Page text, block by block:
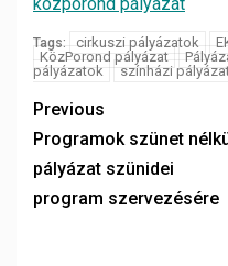
Tags: cirkuszi pályázatok
KözPorond pályázat
pályázatok
színházi
Previous
Programok szünet
pályázat szünidei
program szervezésére